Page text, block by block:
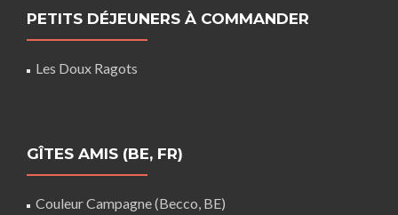
PETITS DÉJEUNERS À COMMANDER
Les Doux Ragots
GÎTES AMIS (BE, FR)
Couleur Campagne (Becco, BE)